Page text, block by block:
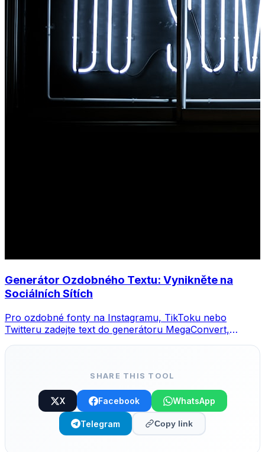
Generátor Ozdobného Textu: Vynikněte na
Sociálních Sítích
Pro ozdobné fonty na Instagramu, TikToku nebo
Twitteru zadejte text do generátoru MegaConvert,
SHARE THIS TOOL
X Facebook WhatsApp
Telegram Copy link